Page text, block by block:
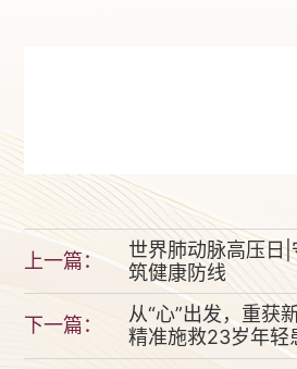
上一篇：
世界肺动脉高压日‌|
筑健康防线
下一篇：
从“心”出发，重
精准施救23岁年轻